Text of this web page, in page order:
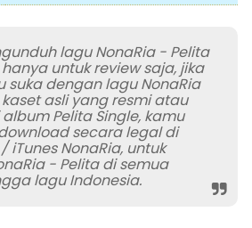
lagu NonaRia - Pelita
untuk review saja, jika
suka dengan lagu NonaRia
asli yang resmi atau
Pelita Single, kamu
secara legal di
iTunes NonaRia, untuk
- Pelita di semua
lagu Indonesia.